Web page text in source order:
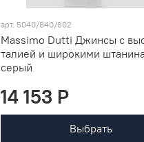
арт. 5040/840/802
Massimo Dutti Джинсы с
талией и широкими
серый
14 153 P
Выбрать